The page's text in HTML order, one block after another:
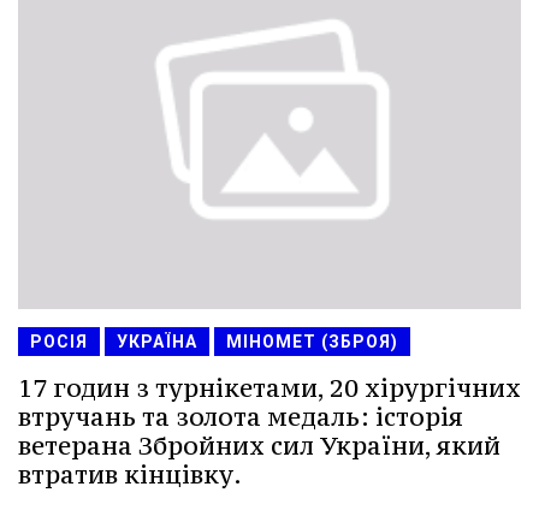
РОСІЯ УКРАЇНА МІНОМЕТ (ЗБРОЯ)
17 годин з турнікетами, 20 хірургічних
втручань та золота медаль: історія
ветерана Збройних сил України, який
втратив кінцівку.